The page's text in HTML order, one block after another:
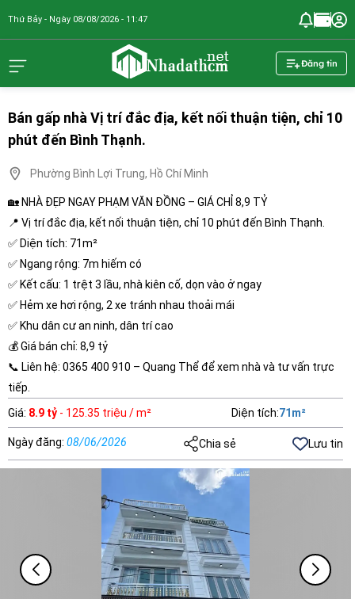
Thứ Bảy - Ngày 08/08/2026 - 11:47
Đăng tin
Bán gấp nhà Vị trí đắc địa, kết nối thuận tiện, chỉ 10
phút đến Bình Thạnh.
Phường Bình Lợi Trung, Hồ Chí Minh
🏡 NHÀ ĐẸP NGAY PHẠM VĂN ĐỒNG – GIÁ CHỈ 8,9 TỶ
📍 Vị trí đắc địa, kết nối thuận tiện, chỉ 10 phút đến Bình Thạnh.
✅ Diện tích: 71m²
✅ Ngang rộng: 7m hiếm có
✅ Kết cấu: 1 trệt 3 lầu, nhà kiên cố, dọn vào ở ngay
✅ Hẻm xe hơi rộng, 2 xe tránh nhau thoải mái
✅ Khu dân cư an ninh, dân trí cao
💰 Giá bán chỉ: 8,9 tỷ
📞 Liên hệ: 0365 400 910 – Quang Thể để xem nhà và tư vấn trực
tiếp.
Giá: 8.9 tỷ - 125.35 triệu / m² Diện tích:71 m²
Ngày đăng: 08/06/2026 Chia sẻ Lưu tin